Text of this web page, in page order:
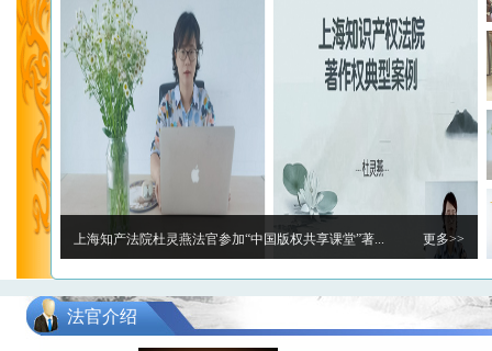
上海知产法院杜灵燕法官参加“中国版权共享课堂”著... 更多>>
法官介绍